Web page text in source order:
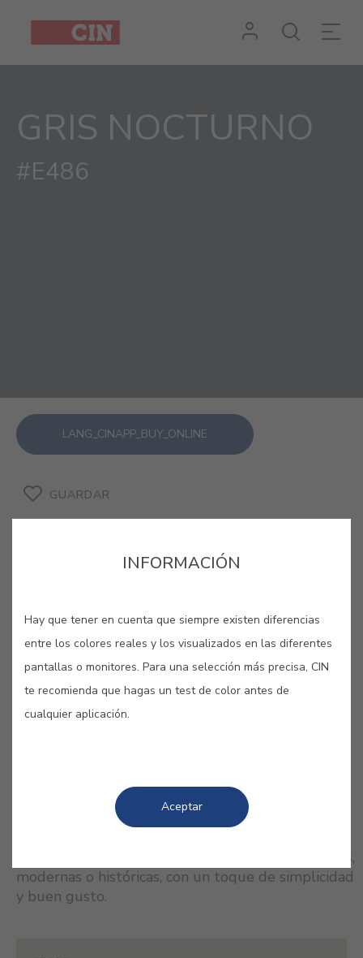
GRIS NOCTURNO
#E486
LANG_CINAPP_BUY_ONLINE
GUARDAR
GRIS NOCTURNO #E486
Profundo, misterioso e intenso como
la noche, así es este gris nocturno.
COLORES RELACIONADOS
Tonos contemporáneos que imprimen las fachadas,
modernas o históricas, con un toque de simplicidad
y buen gusto.
INFORMACIÓN
Hay que tener en cuenta que siempre existen diferencias
entre los colores reales y los visualizados en las diferentes
pantallas o monitores. Para una selección más precisa, CIN
te recomienda que hagas un test de color antes de
cualquier aplicación.
Aceptar